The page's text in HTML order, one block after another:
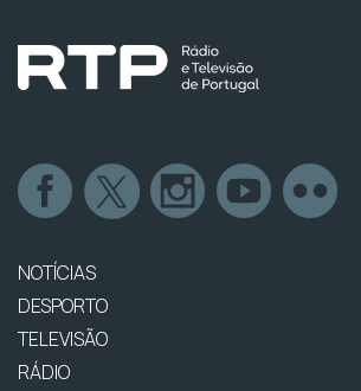
NOTÍCIAS
DESPORTO
TELEVISÃO
RÁDIO